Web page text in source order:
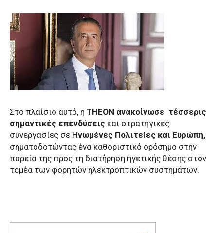
Στο πλαίσιο αυτό, η THEON ανακοίνωσε τέσσερις
σημαντικές επενδύσεις και στρατηγικές
συνεργασίες σε Ηνωμένες Πολιτείες και Ευρώπη,
σηματοδοτώντας ένα καθοριστικό ορόσημο στην
πορεία της προς τη διατήρηση ηγετικής θέσης στον
τομέα των φορητών ηλεκτροπτικών συστημάτων.